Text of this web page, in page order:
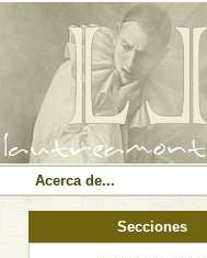
Acerca de...
Secciones